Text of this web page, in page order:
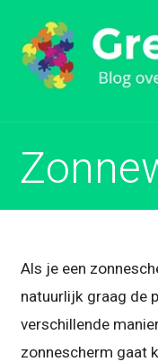
inhoud
gaan
Als je een
natuurlijk graag de
verschillende
zonnescherm gaat